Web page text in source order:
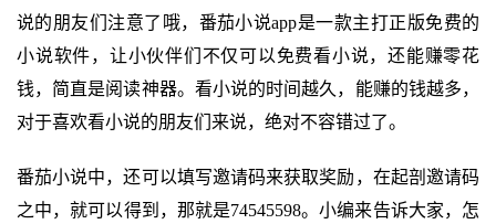
说的朋友们注意了哦，番茄小说app是一款主打正版免费的
小说软件，让小伙伴们不仅可以免费看小说，还能赚零花
钱，简直是阅读神器。看小说的时间越久，能赚的钱越多，
对于喜欢看小说的朋友们来说，绝对不容错过了。
番茄小说中，还可以填写邀请码来获取奖励，在起剖邀请码
之中，就可以得到，那就是74545598。小编来告诉大家，怎